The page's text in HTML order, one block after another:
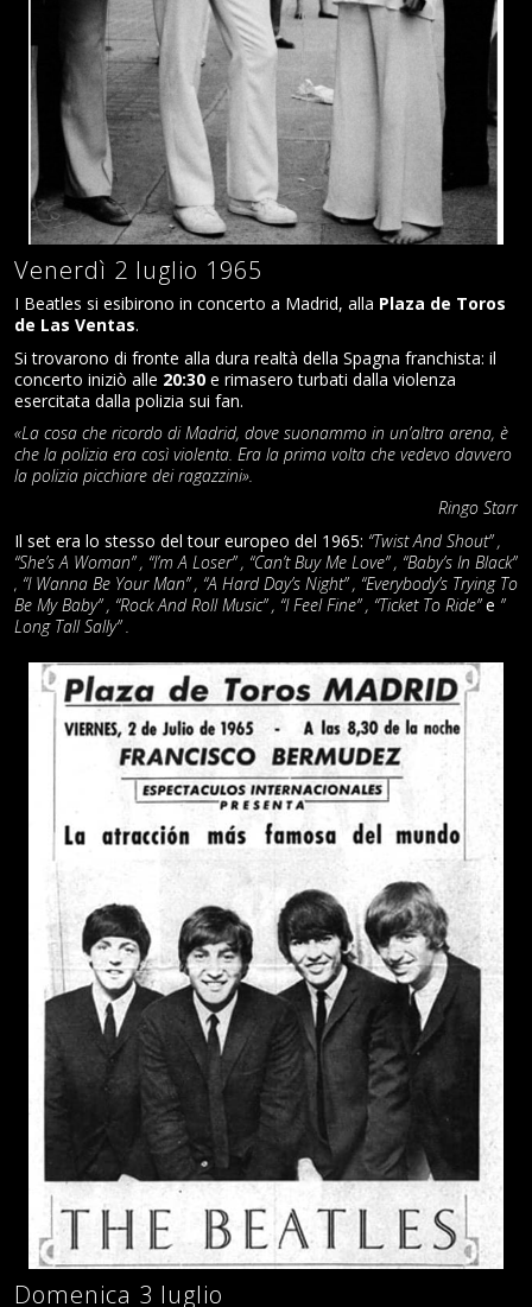
Venerdì 2 luglio 1965
I Beatles si esibirono in concerto a Madrid, alla Plaza de Toros
de Las Ventas.
Si trovarono di fronte alla dura realtà della Spagna franchista: il
concerto iniziò alle 20:30 e rimasero turbati dalla violenza
esercitata dalla polizia sui fan.
«La cosa che ricordo di Madrid, dove suonammo in un’altra arena, è
che la polizia era così violenta. Era la prima volta che vedevo davvero
la polizia picchiare dei ragazzini».
Ringo Starr
Il set era lo stesso del tour europeo del 1965: “Twist And Shout” ,
“She’s A Woman” , “I’m A Loser” , “Can’t Buy Me Love” , “Baby’s In Black”
, “I Wanna Be Your Man” , “A Hard Day’s Night” , “Everybody’s Trying To
Be My Baby” , “Rock And Roll Music” , “I Feel Fine” , “Ticket To Ride”e ”
Long Tall Sally” .
Domenica 3 luglio